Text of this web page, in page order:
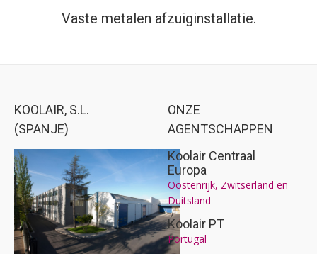
Vaste metalen afzuiginstallatie.
KOOLAIR, S.L.
(SPANJE)
ONZE
AGENTSCHAPPEN
Koolair Centraal
Europa
Oostenrijk, Zwitserland en
Duitsland
Koolair PT
Portugal